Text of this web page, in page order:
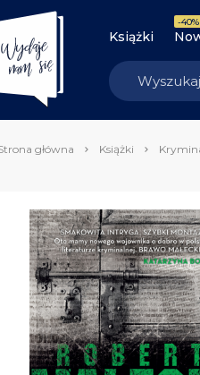
Książki
-
główna Książki